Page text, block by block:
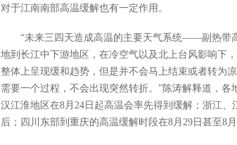
对于江南南部高温缓解也有一定作用。
“未来三四天造成高温的主要天气系统――副热带
地到长江中下游地区，在冷空气以及北上台风影响下
整体上呈现缓和趋势，但是并不会马上结束或者转为
需要一个过程，不会出现突然转折。”陈涛解释道，
汉江淮地区在8月24日起高温会率先得到缓解；浙江
后；四川东部到重庆的高温缓解时段在8月29日甚至8月